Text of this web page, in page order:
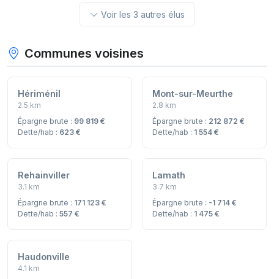
Voir les 3 autres élus
Communes voisines
Hériménil
2.5 km
Épargne brute : 99 819 €
Dette/hab : 623 €
Mont-sur-Meurthe
2.8 km
Épargne brute : 212 872 €
Dette/hab : 1 554 €
Rehainviller
3.1 km
Épargne brute : 171 123 €
Dette/hab : 557 €
Lamath
3.7 km
Épargne brute : -1 714 €
Dette/hab : 1 475 €
Haudonville
4.1 km